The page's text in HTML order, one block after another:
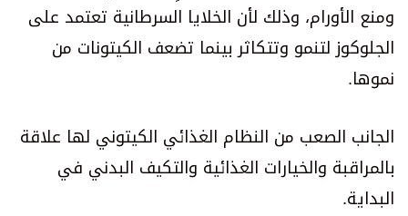
ومنع الأورام، وذلك لأن الخلايا السرطانية تعتمد على
الجلوكوز لتنمو وتتكاثر بينما تضعف الكيتونات من
نموها.
الجانب الصعب من النظام الغذائي الكيتوني لها علاقة
بالمراقبة والخيارات الغذائية والتكيف البدني في
البداية.